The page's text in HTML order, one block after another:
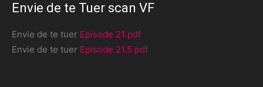
Envie de te Tuer scan VF
Envie de te tuer Episode 21 pdf
Envie de te tuer Episode 21.5 pdf